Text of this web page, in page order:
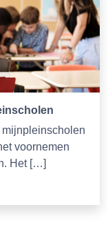
voornemen
Het […]